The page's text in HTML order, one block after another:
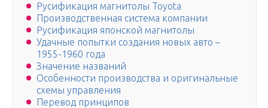
Русификация магнитолы Toyota
Производственная система компании
Русификация японской магнитолы
Удачные попытки создания новых авто –
1955-1960 года
Значение названий
Особенности производства и оригинальные
схемы управления
Перевод принципов